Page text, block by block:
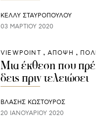
ΚΕΛΛΥ ΣΤΑΥΡΟΠΟΥΛΟΥ
03 ΜΑΡΤΊΟΥ 2020
VIEWPOINT ΑΠΟΨΗ
Μια έκθεση που
δεις πριν τελειώσει
ΒΛΑΣΗΣ ΚΩΣΤΟΥΡΟΣ
20 ΙΑΝΟΥΑΡΊΟΥ 2020